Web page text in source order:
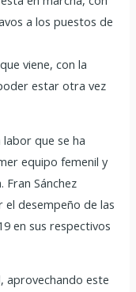
a los puestos de
viene, con la
estar otra vez
que se ha
equipo femenil y
Fran Sánchez
desempeño de las
en sus respectivos
aprovechando este